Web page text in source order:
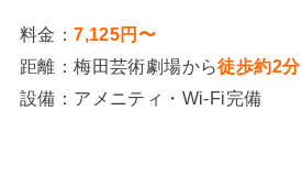
料金：7,125円〜
距離：梅田芸術劇場から徒歩約2分
設備：アメニティ・Wi-Fi完備